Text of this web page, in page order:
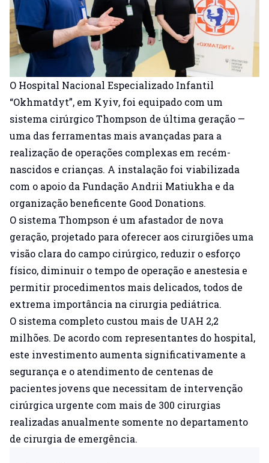
O Hospital Nacional Especializado Infantil
“Okhmatdyt”, em Kyiv, foi equipado com um
sistema cirúrgico Thompson de última geração —
uma das ferramentas mais avançadas para a
realização de operações complexas em recém-
nascidos e crianças. A instalação foi viabilizada
com o apoio da Fundação Andrii Matiukha e da
organização beneficente Good Donations.
O sistema Thompson é um afastador de nova
geração, projetado para oferecer aos cirurgiões uma
visão clara do campo cirúrgico, reduzir o esforço
físico, diminuir o tempo de operação e anestesia e
permitir procedimentos mais delicados, todos de
extrema importância na cirurgia pediátrica.
O sistema completo custou mais de UAH 2,2
milhões. De acordo com representantes do hospital,
este investimento aumenta significativamente a
segurança e o atendimento de centenas de
pacientes jovens que necessitam de intervenção
cirúrgica urgente com mais de 300 cirurgias
realizadas anualmente somente no departamento
de cirurgia de emergência.